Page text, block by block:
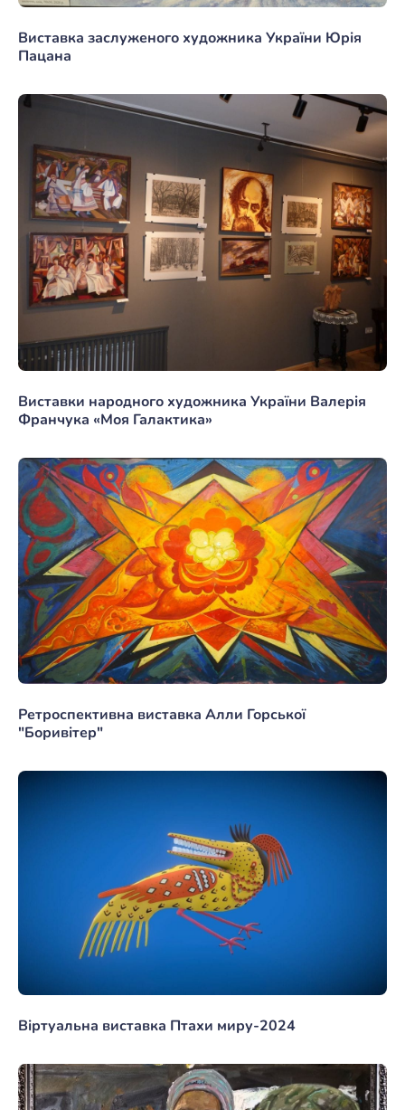
Виставка заслуженого художника України Юрія
Пацана
Виставки народного художника України Валерія
Франчука «Моя Галактика»
Ретроспективна виставка Алли Горської
"Боривітер"
Віртуальна виставка Птахи миру-2024